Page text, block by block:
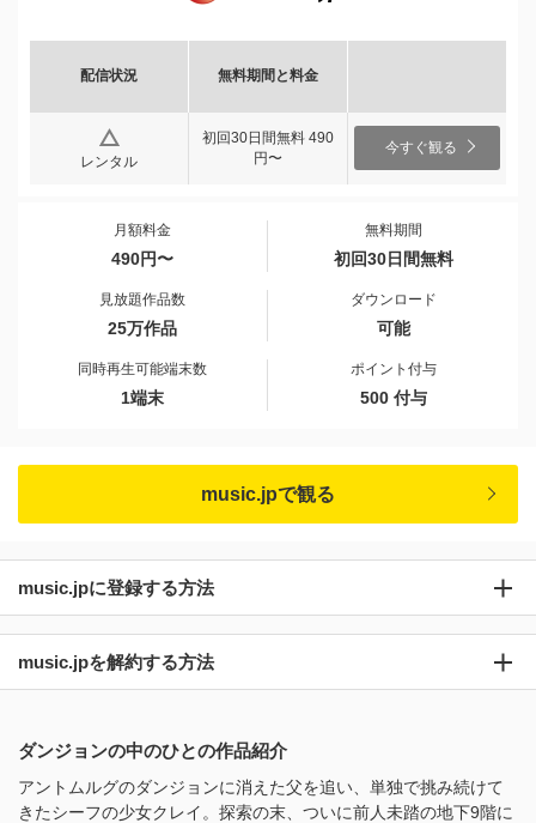
配信状況 無料期間と料金
レンタル
初回30日間無料 490
円〜
今すぐ観る
月額料金
490円〜
無料期間
初回30日間無料
見放題作品数
25万作品
ダウンロード
可能
同時再生可能端末数
1端末
ポイント付与
500 付与
music.jpで観る
music.jpに登録する方法
music.jpを解約する方法
ダンジョンの中のひとの作品紹介
アントムルグのダンジョンに消えた父を追い、単独で挑み続けて
きたシーフの少女クレイ。探索の末、ついに前人未踏の地下9階に